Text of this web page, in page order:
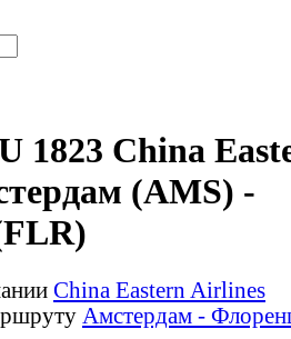
1823 China
(AMS) -
China Eastern Airlines
Амстердам -